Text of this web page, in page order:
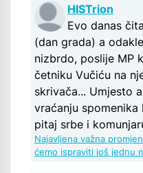
HISTrion
Evo danas
(dan grada) a
nizbrdo, poslije MP
četniku Vučiću na
skrivača... Umjesto
vraćanju
pitaj srbe i
Najavljena važna
ćemo ispraviti još jednu